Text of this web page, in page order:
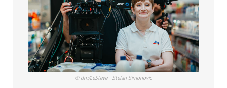
© dm/LeSteve - Stefan Simonovic